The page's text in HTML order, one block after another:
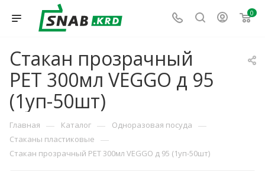
0
Стакан прозрачный
PET 300мл VEGGO д 95
(1уп-50шт)
Главная — Каталог — Одноразовая посуда —
Стаканы пластиковые —
Стакан прозрачный PET 300мл VEGGO д 95 (1уп-50шт)